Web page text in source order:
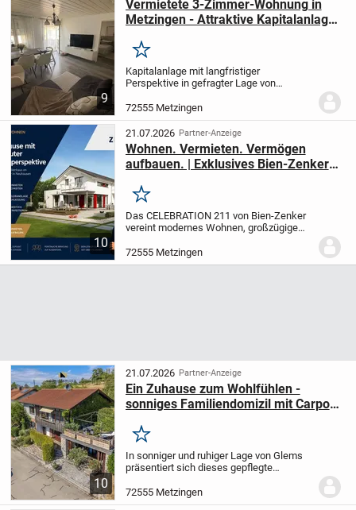
9
Vermietete 3-Zimmer-Wohnung in
Metzingen - Attraktive Kapitalanlage
Merken
Kapitalanlage mit langfristiger
Perspektive in gefragter Lage von
Eigentumswohnung bietet eine
hervorragende Gelegenheit für
Kapitalanleger,die auf eine solide und...
72555 Metzingen
10
21.07.2026 Partner-Anzeige
Wohnen. Vermieten. Vermögen
aufbauen. | Exklusives Bien-Zenker-
Merken
Das CELEBRATION 211 von Bien-Zenker
vereint modernes Wohnen, großzügige
unter einem Dach. Die zwei vollwertigen
Wohneinheiten bieten vielfältige
72555 Metzingen
10
21.07.2026 Partner-Anzeige
Ein Zuhause zum Wohlfühlen -
sonniges Familiendomizil mit Carport
Merken
In sonniger und ruhiger Lage von Glems
präsentiert sich dieses gepflegte
Familien, Paare mit Platzbedarf oder
Menschen, die Wohnen und Arbeiten
72555 Metzingen